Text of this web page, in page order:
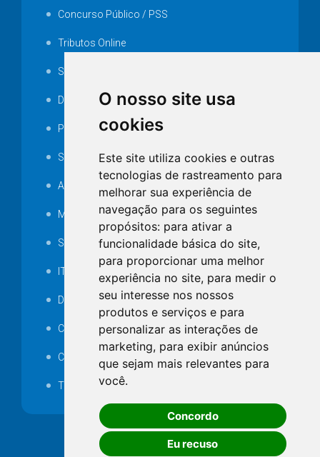
O nosso site usa
cookies
Este site utiliza cookies e outras
tecnologias de rastreamento para
melhorar sua experiência de
navegação para os seguintes
propósitos: para ativar a
funcionalidade básica do site,
para proporcionar uma melhor
experiência no site, para medir o
seu interesse nos nossos
produtos e serviços e para
personalizar as interações de
marketing, para exibir anúncios
que sejam mais relevantes para
você.
Concordo
Eu recuso
Concurso Público / PSS
Tributos Online
Serviços ISS-E
Decretos
Portarias
SAMAE
Audiência pública
MANUTENÇÃO DE ILUMINAÇÃO PÚBLICA
Serviços Técnicos TI
ITR
Desapropriações
Catalogo Eletrônico de Padronização
Consórcios Municipais
Telefones Úteis